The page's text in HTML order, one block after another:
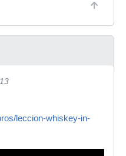
leccion-whiskey-in-